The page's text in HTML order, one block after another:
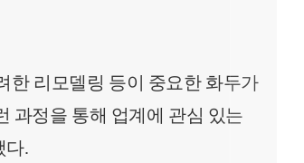
한 리모델링 등이 중요한 화두가
과정을 통해 업계에 관심 있는
다.